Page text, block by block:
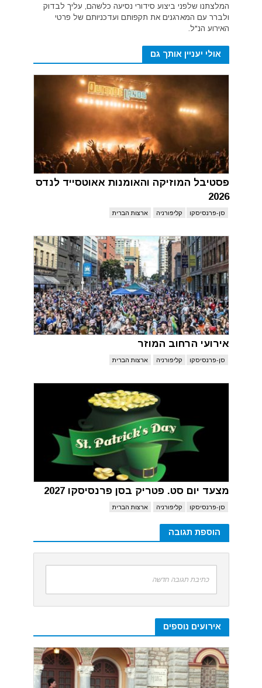
המלצתנו שלפני ביצוע סידורי נסיעה כלשהם, עליך לבדוק
ולברר עם המארגנים את תקפותם ועדכניותם של פרטי
האירוע הנ"ל.
אולי יעניין אותך גם
פסטיבל המוזיקה והאומנות אאוטסייד לנדס
2026
סן-פרנסיסקו קליפורניה ארצות הברית
אירועי הרחוב המוזר
סן-פרנסיסקו קליפורניה ארצות הברית
מצעד יום סט. פטריק בסן פרנסיסקו 2027
סן-פרנסיסקו קליפורניה ארצות הברית
הוספת תגובה
כתיבת תגובה חדשה
אירועים נוספים